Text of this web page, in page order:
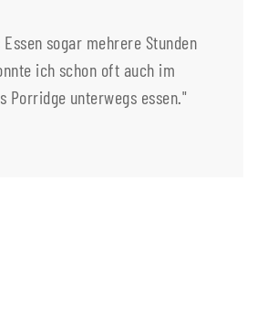
sogar mehrere Stunden
ich schon oft auch im
Porridge unterwegs essen."